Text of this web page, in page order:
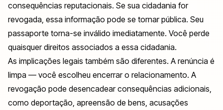
consequências reputacionais. Se sua cidadania for
revogada, essa informação pode se tornar pública. Seu
passaporte torna-se inválido imediatamente. Você perde
quaisquer direitos associados a essa cidadania.
As implicações legais também são diferentes. A renúncia é
limpa — você escolheu encerrar o relacionamento. A
revogação pode desencadear consequências adicionais,
como deportação, apreensão de bens, acusações